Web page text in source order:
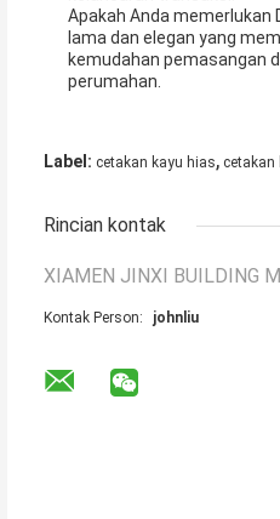
Apakah Anda memerlukan
lama dan elegan yang
kemudahan pemasangan
perumahan.
Label: cetakan kayu hias, cetakan
Rincian kontak
XIAMEN JINXI BUILDING
Kontak Person: johnliu